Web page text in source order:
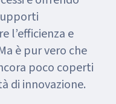
l’efficienza e
è pur vero che
poco coperti
di innovazione.